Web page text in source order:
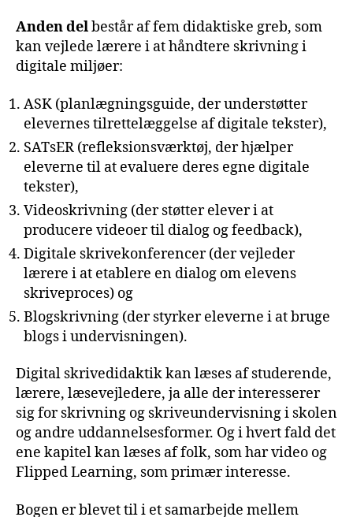
Anden delbestår af fem didaktiske greb, som
kan vejlede lærere i at håndtere skrivning i
digitale miljøer:
ASK (planlægningsguide, der understøtter
elevernes tilrettelæggelse af digitale tekster),
SATsER (refleksionsværktøj, der hjælper
eleverne til at evaluere deres egne digitale
tekster),
Videoskrivning (der støtter elever i at
producere videoer til dialog og feedback),
Digitale skrivekonferencer (der vejleder
lærere i at etablere en dialog om elevens
skriveproces) og
Blogskrivning (der styrker eleverne i at bruge
blogs i undervisningen).
Digital skrivedidaktik kan læses af studerende,
lærere, læsevejledere, ja alle der interesserer
sig for skrivning og skriveundervisning i skolen
og andre uddannelsesformer. Og i hvert fald det
ene kapitel kan læses af folk, som har video og
Flipped Learning, som primær interesse.
Bogen er blevet til i et samarbejde mellem